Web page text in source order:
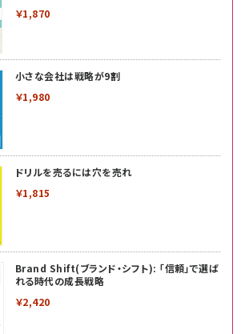
￥1,870
小さな会社は戦略が9割
￥1,980
ドリルを売るには穴を売れ
￥1,815
Brand Shift(ブランド・シフト): 「信頼」で選ば
れる時代の成長戦略
￥2,420